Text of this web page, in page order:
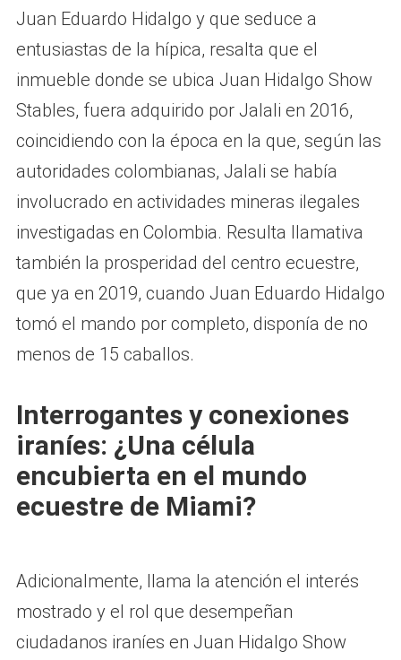
Juan Eduardo Hidalgo y que seduce a
entusiastas de la hípica, resalta que el
inmueble donde se ubica Juan Hidalgo Show
Stables, fuera adquirido por Jalali en 2016,
coincidiendo con la época en la que, según las
autoridades colombianas, Jalali se había
involucrado en actividades mineras ilegales
investigadas en Colombia. Resulta llamativa
también la prosperidad del centro ecuestre,
que ya en 2019, cuando Juan Eduardo Hidalgo
tomó el mando por completo, disponía de no
menos de 15 caballos.
Interrogantes y conexiones
iraníes: ¿Una célula
encubierta en el mundo
ecuestre de Miami?
Adicionalmente, llama la atención el interés
mostrado y el rol que desempeñan
ciudadanos iraníes en Juan Hidalgo Show